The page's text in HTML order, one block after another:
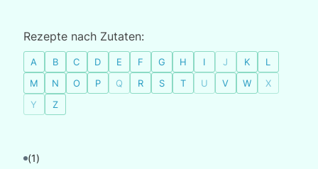
Rezepte nach Zutaten:
A B C D E F G H I J K
L
M
N O P Q R S T U V W
X
Y
Z
(1)